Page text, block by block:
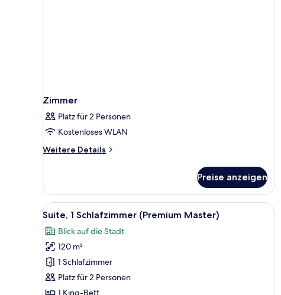
Zimmer
Platz für 2 Personen
Kostenloses WLAN
Weitere Details
Weitere
Preise anzeigen
Alle
Fotos
für
Suite,
Schlafzimmer
(Premium
Hochwertige Bettwaren, Minibar,
4
Suite, 1 Schlafzimmer (Premium Master)
Blick auf die Stadt
120 m²
1 Schlafzimmer
Platz für 2 Personen
1 King-Bett